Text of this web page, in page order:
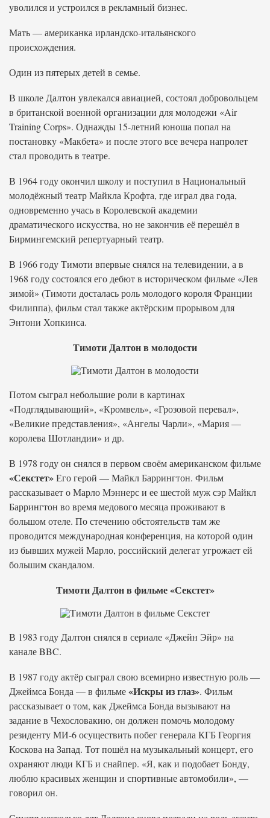
уволился и устроился в рекламный бизнес.
Мать — американка ирландско-итальянского
происхождения.
Один из пятерых детей в семье.
В школе Далтон увлекался авиацией, состоял добровольцем
в британской военной организации для молодежи «Air
Training Corps». Однажды 15-летний юноша попал на
постановку «Макбета» и после этого все вечера напролет
стал проводить в театре.
В 1964 году окончил школу и поступил в Национальный
молодёжный театр Майкла Крофта, где играл два года,
одновременно учась в Королевской академии
драматического искусства, но не закончив её перешёл в
Бирмингемский репертуарный театр.
В 1966 году Тимоти впервые снялся на телевидении, а в
1968 году состоялся его дебют в историческом фильме «Лев
зимой» (Тимоти досталась роль молодого короля Франции
Филиппа), фильм стал также актёрским прорывом для
Энтони Хопкинса.
Тимоти Далтон в молодости
Потом сыграл небольшие роли в картинах
«Подглядывающий», «Кромвель», «Грозовой перевал»,
«Великие представления», «Ангелы Чарли», «Мария —
королева Шотландии» и др.
В 1978 году он снялся в первом своём американском фильме
«Секстет»Его герой — Майкл Баррингтон. Фильм
рассказывает о Марло Мэннерс и ее шестой муж сэр Майкл
Баррингтон во время медового месяца проживают в
большом отеле. По стечению обстоятельств там же
проводится международная конференция, на которой один
из бывших мужей Марло, российский делегат угрожает ей
большим скандалом.
Тимоти Далтон в фильме «Секстет»
В 1983 году Далтон снялся в сериале «Джейн Эйр» на
канале BBC.
В 1987 году актёр сыграл свою всемирно известную роль —
Джеймса Бонда — в фильме«Искры из глаз». Фильм
рассказывает о том, как Джеймса Бонда вызывают на
задание в Чехословакию, он должен помочь молодому
резиденту МИ-6 осуществить побег генерала КГБ Георгия
Коскова на Запад. Тот пошёл на музыкальный концерт, его
охраняют люди КГБ и снайпер. «Я, как и подобает Бонду,
люблю красивых женщин и спортивные автомобили», —
говорил он.